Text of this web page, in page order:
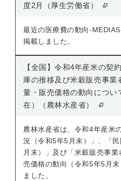
度2月（厚生労働省）
最近の医療費の動向-
掲載しました。
【全国】令和4年産米の契
庫の推移及び米穀販売事業
量・販売価格の動向につい
在）（農林水産省）
農林水産省は、令和4年産米
況（令和5年5月末）」、「
月末）」及び「米穀販売事
売価格の動向（令和5年5月
ました。